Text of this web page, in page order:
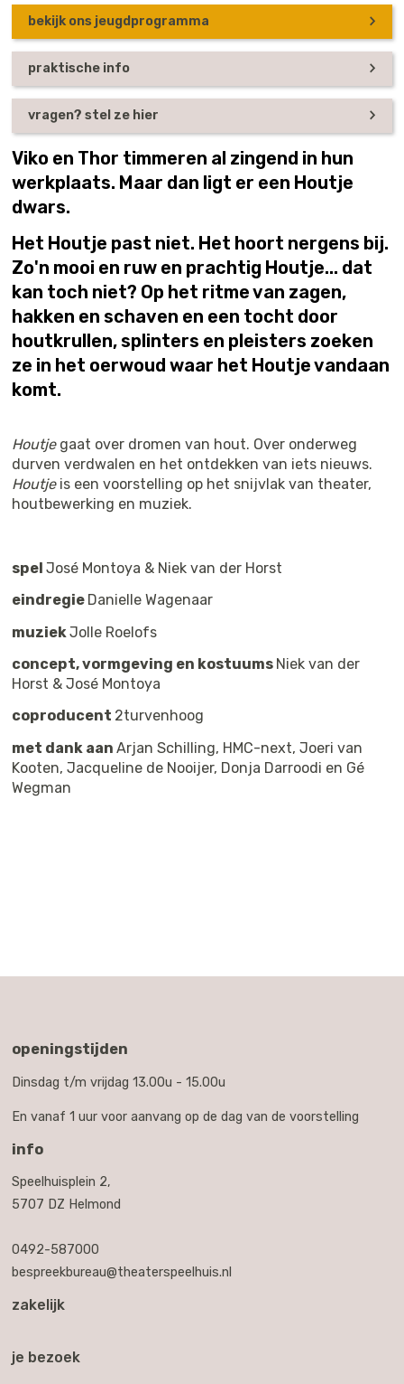
Viko en Thor timmeren al zingend in hun
werkplaats. Maar dan ligt er een Houtje
dwars.
Het Houtje past niet. Het hoort nergens bij.
Zo'n mooi en ruw en prachtig Houtje... dat
kan toch niet? Op het ritme van zagen,
hakken en schaven en een tocht door
houtkrullen, splinters en pleisters zoeken
ze in het oerwoud waar het Houtje vandaan
komt.
Houtjegaat over dromen van hout. Over onderweg
durven verdwalen en het ontdekken van iets nieuws.
Houtjeis een voorstelling op het snijvlak van theater,
houtbewerking en muziek.
spelJosé Montoya & Niek van der Horst
eindregie Danielle Wagenaar
muziekJolle Roelofs
concept, vormgeving en kostuums Niek van der
Horst & José Montoya
coproducent 2turvenhoog
met dank aanArjan Schilling, HMC-next, Joeri van
Kooten, Jacqueline de Nooijer, Donja Darroodi en Gé
Wegman
bekijk ons jeugdprogramma
praktische info
vragen? stel ze hier
openingstijden
Dinsdag t/m vrijdag 13.00u - 15.00u
En vanaf 1 uur voor aanvang op de dag van de voorstelling
info
Speelhuisplein 2,
5707 DZ Helmond
0492-587000
bespreekbureau@theaterspeelhuis.nl
zakelijk
je bezoek